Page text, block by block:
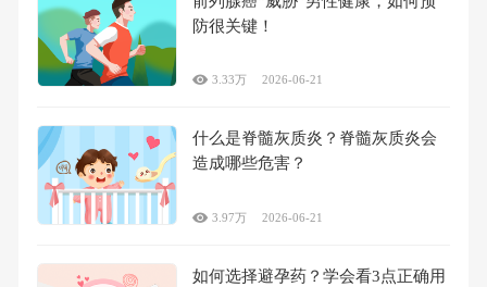
防很关键！
3.33万 2026-06-21
什么是脊髓灰质炎？脊髓灰质炎会
造成哪些危害？
3.97万 2026-06-21
如何选择避孕药？学会看3点正确用